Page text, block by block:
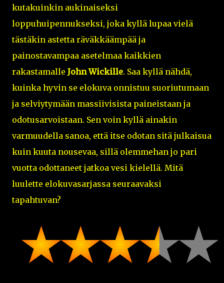
kutakuinkin aukinaiseksi
loppuhuipennukseksi, joka kyllä lupaa vielä
tästäkin astetta räväkkäämpää ja
painostavampaa asetelmaa kaikkien
rakastamalle John Wickille. Saa kyllä nähdä,
kuinka hyvin se elokuva onnistuu suoriutumaan
ja selviytymään massiivisista paineistaan ja
odotusarvoistaan. Sen voin kyllä ainakin
varmuudella sanoa, että itse odotan sitä julkaisua
kuin kuuta nousevaa, sillä olemmehan jo pari
vuotta odottaneet jatkoa vesi kielellä. Mitä
luulette elokuvasarjassa seuraavaksi
tapahtuvan?